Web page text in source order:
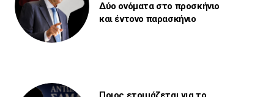
Δύο ονόματα στο προσκήνιο
και έντονο παρασκήνιο